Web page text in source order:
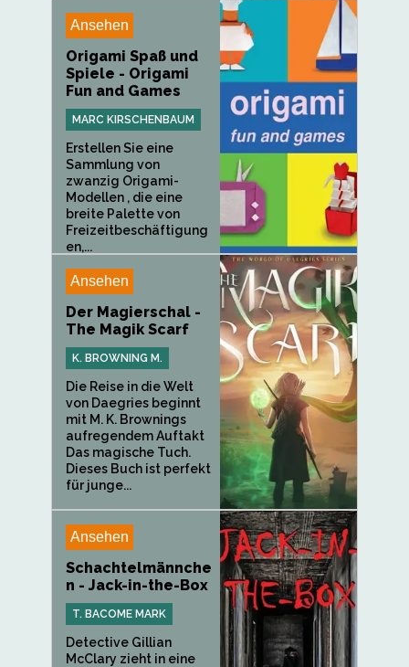
Ansehen
Origami Spaß und
Spiele - Origami
Fun and Games
MARC KIRSCHENBAUM
Erstellen Sie eine
Sammlung von
zwanzig Origami-
Modellen , die eine
breite Palette von
Freizeitbeschäftigung
en,...
Ansehen
Der Magierschal -
The Magik Scarf
K. BROWNING M.
Die Reise in die Welt
von Daegries beginnt
mit M. K. Brownings
aufregendem Auftakt
Das magische Tuch.
Dieses Buch ist perfekt
für junge...
Ansehen
Schachtelmännche
n - Jack-in-the-Box
T. BACOME MARK
Detective Gillian
McClary zieht in eine